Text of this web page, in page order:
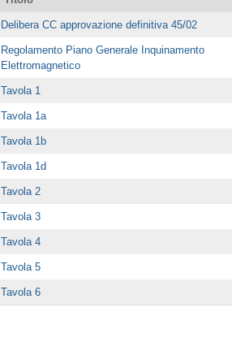
Delibera CC approvazione definitiva 45/02
Regolamento Piano Generale Inquinamento
Elettromagnetico
Tavola 1
Tavola 1a
Tavola 1b
Tavola 1d
Tavola 2
Tavola 3
Tavola 4
Tavola 5
Tavola 6